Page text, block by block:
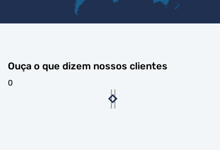
Ouça o que dizem nossos clientes
0